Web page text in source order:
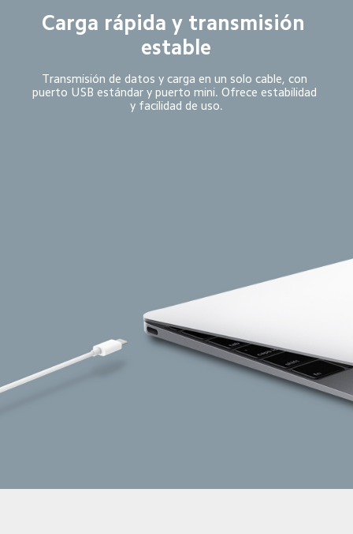
Carga rápida y transmisión
estable
Transmisión de datos y carga en un solo cable, con
puerto USB estándar y puerto mini. Ofrece estabilidad
y facilidad de uso.